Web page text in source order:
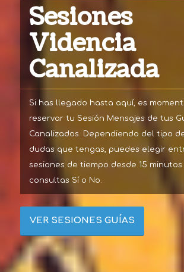
Sesiones
Videncia
Canalizada
Si has llegado hasta aquí, es
reservar tu Sesión Mensajes de tus
Canalizados. Dependiendo del tipo
dudas que tengas, puedes elegir
sesiones de tiempo desde 15 minutos
consultas Sí o No.
VER SESIONES GUÍAS